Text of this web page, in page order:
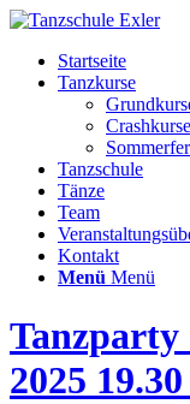
Startseite
Tanzkurse
Crashkurse
Tanzschule
Tänze
Team
Kontakt
Menü Menü
Tanzparty
2025